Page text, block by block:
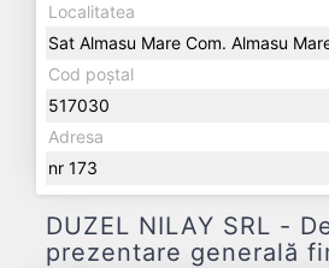
Localitatea
Sat Almasu Mare Com. Almasu
Cod poștal
517030
Adresa
nr 173
DUZEL NILAY SRL -
prezentare generală